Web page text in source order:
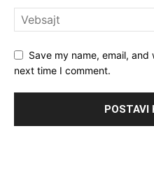
Save my name, email,
next time I comment.